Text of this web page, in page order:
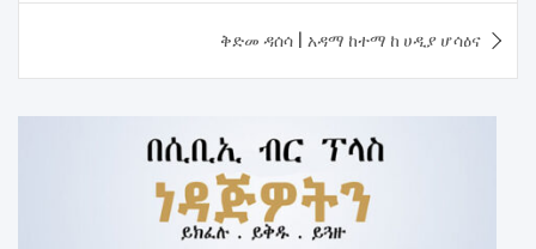
ቅድመ ዳሰሳ | አዳማ ከተማ ከ ሀዲያ ሆሳዕና